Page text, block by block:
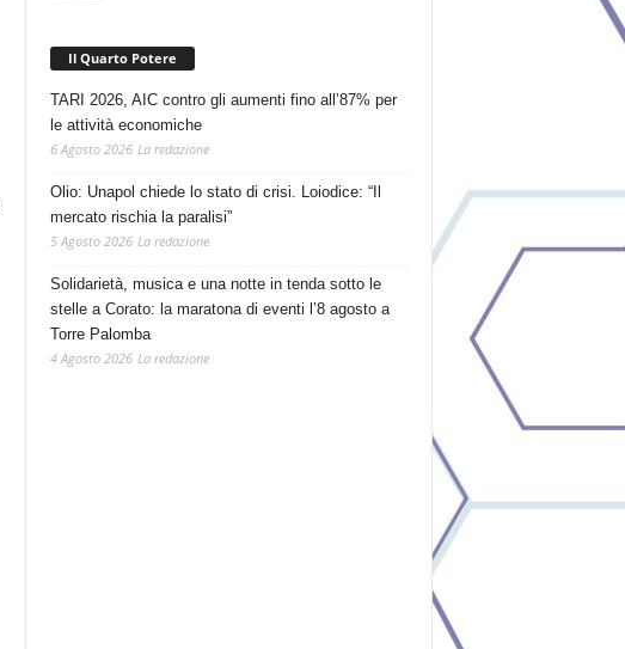
Il Quarto Potere
TARI 2026, AIC contro gli aumenti fino all’87% per
le attività economiche
6 Agosto 2026 La redazione
Olio: Unapol chiede lo stato di crisi. Loiodice: “Il
mercato rischia la paralisi”
5 Agosto 2026 La redazione
Solidarietà, musica e una notte in tenda sotto le
stelle a Corato: la maratona di eventi l’8 agosto a
Torre Palomba
4 Agosto 2026 La redazione